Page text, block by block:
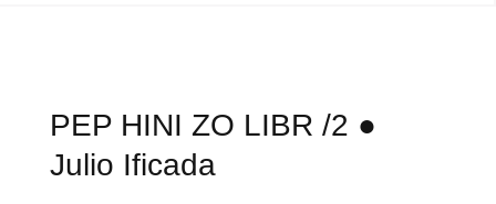
PEP HINI ZO LIBR /2 ●
Julio Ificada